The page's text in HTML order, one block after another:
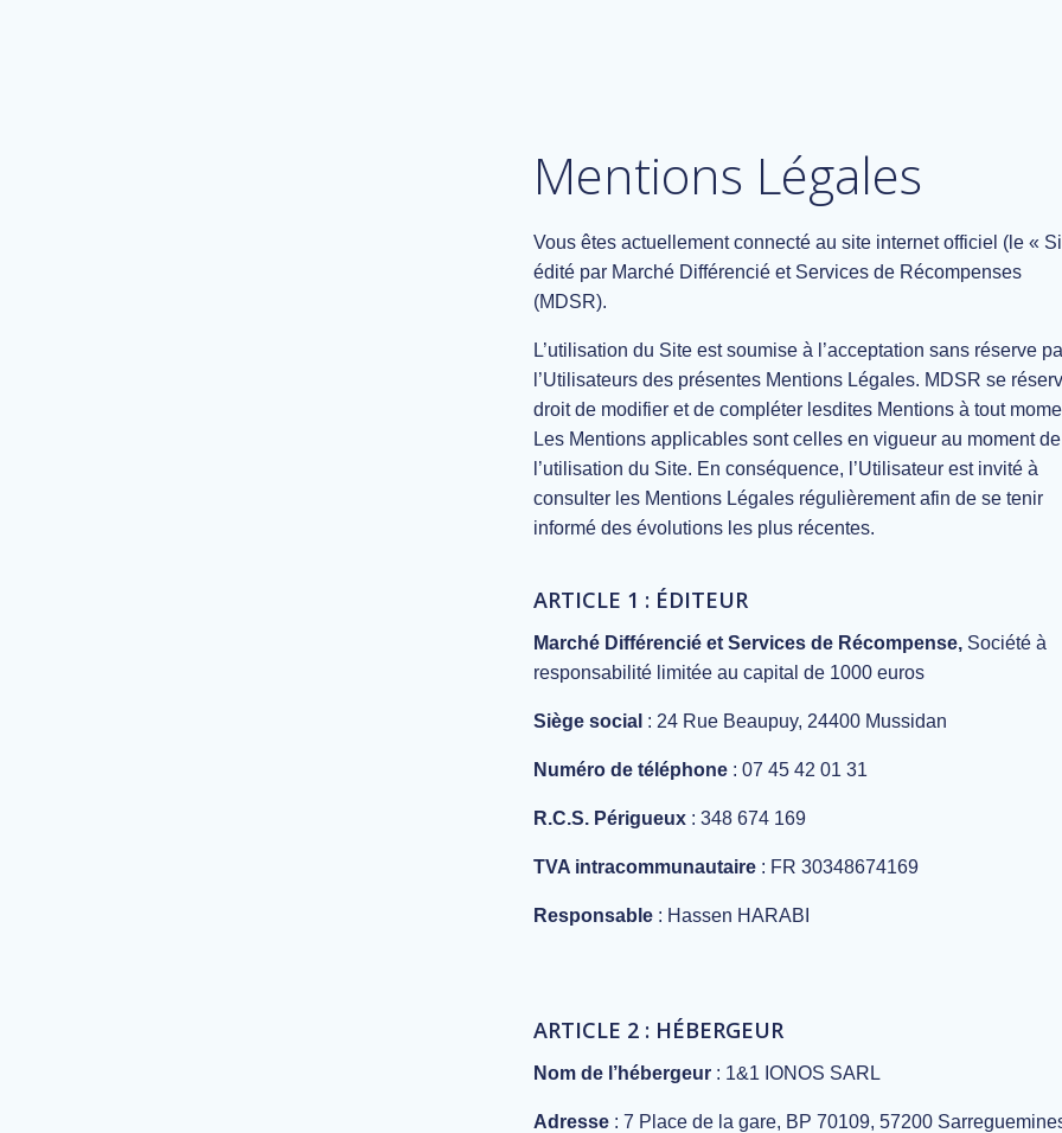
Mentions Légales
Vous êtes actuellement connecté au site internet officiel (le «
édité par Marché Différencié et Services de Récompenses
(MDSR).
L’utilisation du Site est soumise à l’acceptation sans réserve
l’Utilisateurs des présentes Mentions Légales. MDSR se
droit de modifier et de compléter lesdites Mentions à tout
Les Mentions applicables sont celles en vigueur au moment de
l’utilisation du Site. En conséquence, l’Utilisateur est invité à
consulter les Mentions Légales régulièrement afin de se tenir
informé des évolutions les plus récentes.
ARTICLE 1 : ÉDITEUR
Marché Différencié et Services de Récompense, Société à
responsabilité limitée au capital de 1000 euros
Siège social : 24 Rue Beaupuy, 24400 Mussidan
Numéro de téléphone : 07 45 42 01 31
R.C.S. Périgueux : 348 674 169
TVA intracommunautaire : FR 30348674169
Responsable : Hassen HARABI
ARTICLE 2 : HÉBERGEUR
Nom de l’hébergeur : 1&1 IONOS SARL
Adresse : 7 Place de la gare, BP 70109, 57200